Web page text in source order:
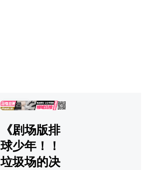
广告
《剧场版排
球少年！！
垃圾场的决